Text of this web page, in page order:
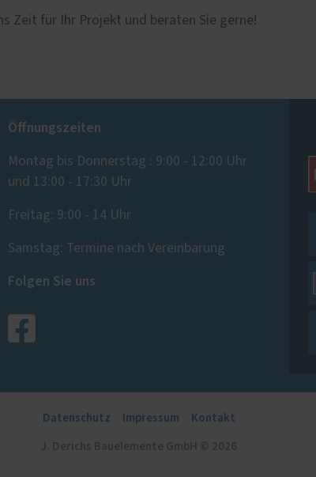
Zeit für Ihr Projekt und beraten Sie gerne!
Öffnungszeiten
Montag bis Donnerstag : 9:00 - 12:00 Uhr
und 13:00 - 17:30 Uhr
Freitag: 9:00 - 14 Uhr
Samstag: Termine nach Vereinbarung
Folgen Sie uns
Datenschutz Impressum
Kontakt